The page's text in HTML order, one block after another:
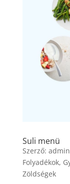
Suli menü
Szerző: admin
Folyadékok,
Zöldségek